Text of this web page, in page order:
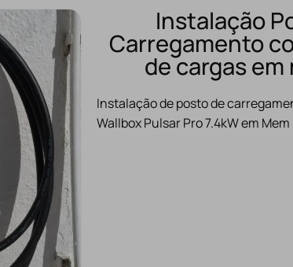
Instalação
Carregamento
de cargas em
Instalação de posto de
Wallbox Pulsar Pro 7.4kW em